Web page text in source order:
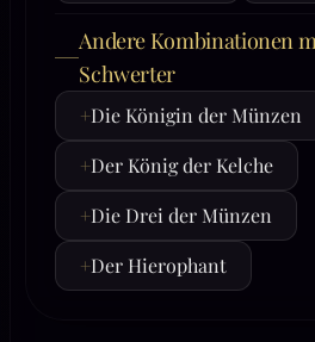
Andere Kombinationen
Schwerter
+Die Königin der Münzen
+Der König der Kelche
+Die Drei der Münzen
+Der Hierophant